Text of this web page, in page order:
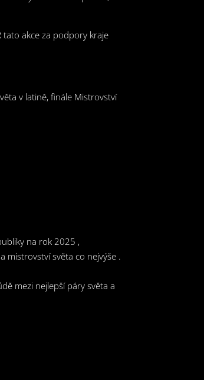
tato akce za podpory kraje
v latině, finále Mistrovství
na rok 2025 ,
mistrovství světa co nejvýše .
mezi nejlepší páry světa a